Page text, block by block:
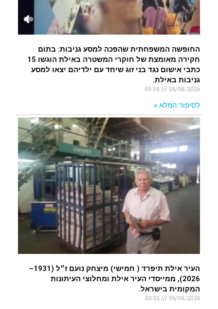
החופשה המשפחתית שהפכה למסע גניבות: בתום
חקירה מאומצת של חוקרי המשטרה באילת הוגשו 15
כתבי אישום נגד בני זוג שיחד עם ילדיהם יצאו למסע
גניבות באילת.
06/08/2026
לסיפור המלא »
העיר אילת תיפרד ( חמישי) מיצחק נועם ז״ל (1931–
2026), ממייסדי העיר אילת ומחלוצי העיתונות
המקומית בישראל.
06/08/2026
00:32